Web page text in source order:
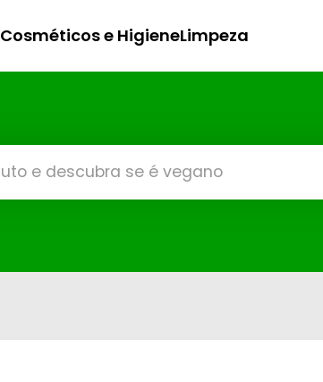
Cosméticos e HigieneLimpeza